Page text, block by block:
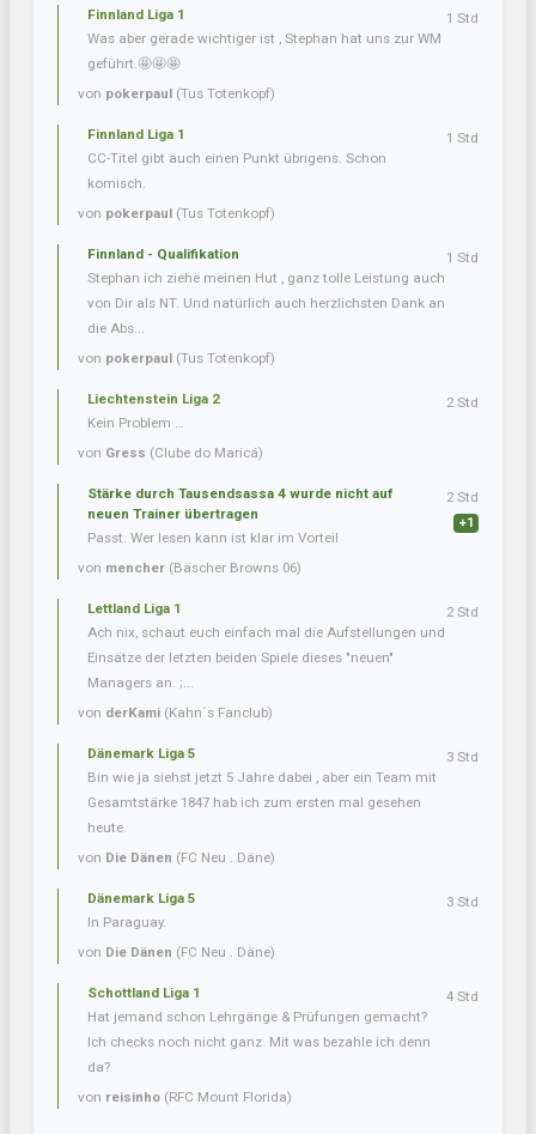
Finnland Liga 1
Was aber gerade wichtiger ist , Stephan hat uns zur WM
geführt.🤩🤩🤩
von pokerpaul (Tus Totenkopf)
1 Std
Finnland Liga 1
CC-Titel gibt auch einen Punkt übrigens. Schon
komisch.
von pokerpaul (Tus Totenkopf)
1 Std
Finnland - Qualifikation
Stephan ich ziehe meinen Hut , ganz tolle Leistung auch
von Dir als NT. Und natürlich auch herzlichsten Dank an
die Abs...
von pokerpaul (Tus Totenkopf)
1 Std
Liechtenstein Liga 2
Kein Problem …
von Gress (Clube do Maricá)
2 Std
Stärke durch Tausendsassa 4 wurde nicht auf
neuen Trainer übertragen
Passt. Wer lesen kann ist klar im Vorteil
von mencher (Bäscher Browns 06)
2 Std
+1
Lettland Liga 1
Ach nix, schaut euch einfach mal die Aufstellungen und
Einsätze der letzten beiden Spiele dieses "neuen"
Managers an. ;...
von derKami (Kahn´s Fanclub)
2 Std
Dänemark Liga 5
Bin wie ja siehst jetzt 5 Jahre dabei , aber ein Team mit
Gesamtstärke 1847 hab ich zum ersten mal gesehen
heute.
von Die Dänen (FC Neu . Däne)
3 Std
Dänemark Liga 5
In Paraguay.
von Die Dänen (FC Neu . Däne)
3 Std
Schottland Liga 1
Hat jemand schon Lehrgänge & Prüfungen gemacht?
Ich checks noch nicht ganz. Mit was bezahle ich denn
da?
von reisinho (RFC Mount Florida)
4 Std